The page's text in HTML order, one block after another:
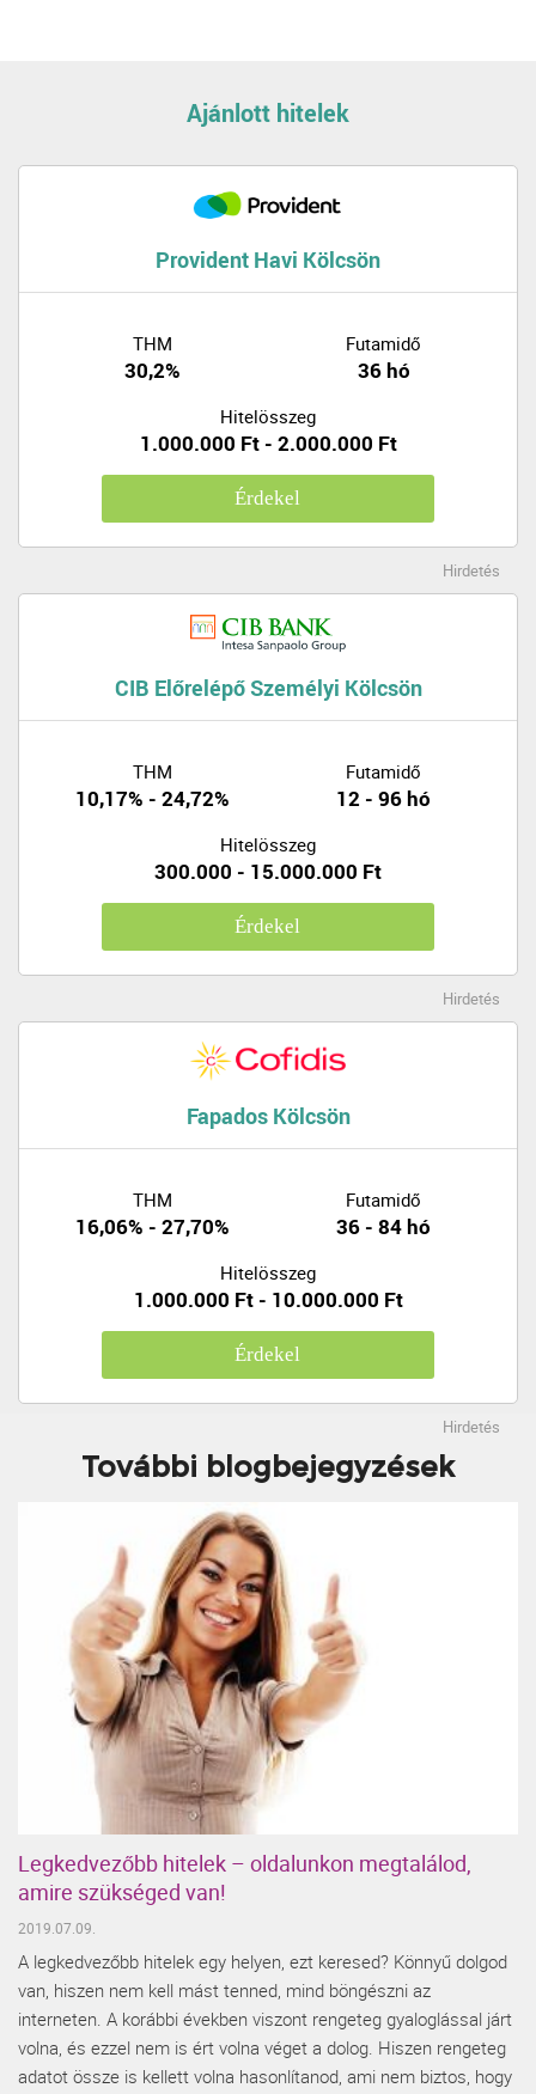
Ajánlott hitelek
Provident Havi Kölcsön
THM
30,2%
Futamidő
36 hó
Hitelösszeg
1.000.000 Ft - 2.000.000 Ft
Érdekel
Hirdetés
CIB Előrelépő Személyi Kölcsön
THM
10,17% - 24,72%
Futamidő
12 - 96 hó
Hitelösszeg
300.000 - 15.000.000 Ft
Érdekel
Hirdetés
Fapados Kölcsön
THM
16,06% - 27,70%
Futamidő
36 - 84 hó
Hitelösszeg
1.000.000 Ft - 10.000.000 Ft
Érdekel
Hirdetés
További blogbejegyzések
Legkedvezőbb hitelek – oldalunkon megtalálod,
amire szükséged van!
2019.07.09.
A legkedvezőbb hitelek egy helyen, ezt keresed? Könnyű dolgod
van, hiszen nem kell mást tenned, mind böngészni az
interneten. A korábbi években viszont rengeteg gyaloglással járt
volna, és ezzel nem is ért volna véget a dolog. Hiszen rengeteg
adatot össze is kellett volna hasonlítanod, ami nem biztos, hogy